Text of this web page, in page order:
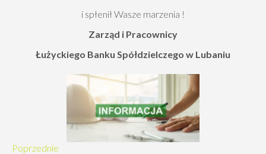
i spłenił Wasze marzenia !
Zarząd i Pracownicy
Łużyckiego Banku Spółdzielczego w Lubaniu
Poprzednie